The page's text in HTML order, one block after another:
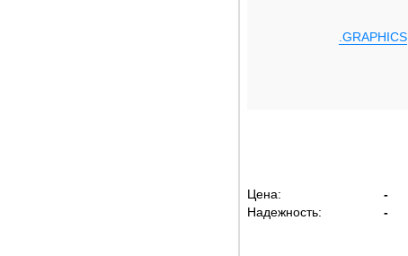
.GRAPHICS
Цена: -
Надежность:
-